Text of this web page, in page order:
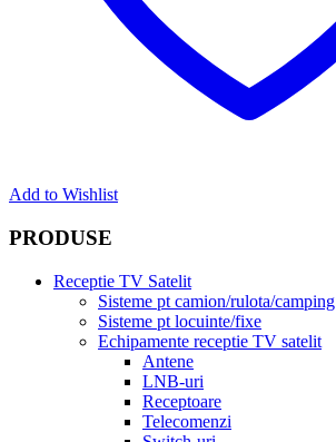
Add to Wishlist
PRODUSE
Receptie TV Satelit
Sisteme pt camion/rulota/camping
Sisteme pt locuinte/fixe
Echipamente receptie TV satelit
Antene
LNB-uri
Receptoare
Telecomenzi